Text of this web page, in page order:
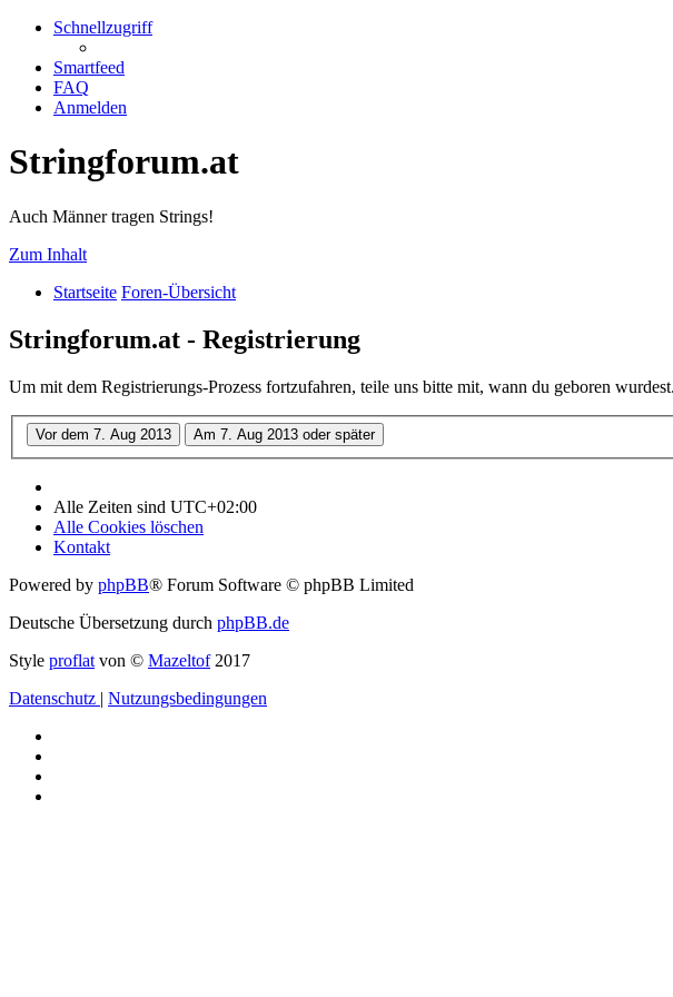
Schnellzugriff
Smartfeed
FAQ
Anmelden
Stringforum.at
Auch Männer tragen Strings!
Zum Inhalt
Startseite Foren-Übersicht
Stringforum.at - Registrierung
Um mit dem Registrierungs-Prozess fortzufahren, teile uns bitte mit, wann du geboren wurdest.
Alle Zeiten sind UTC+02:00
Alle Cookies löschen
Kontakt
Powered by phpBB® Forum Software © phpBB Limited
Deutsche Übersetzung durch phpBB.de
Style proflat von © Mazeltof2017
Datenschutz | Nutzungsbedingungen